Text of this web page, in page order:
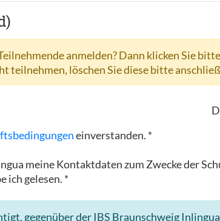
anmelden? Dann klicken Sie
teilnehmen, löschen Sie diese bitte
einverstanden. *
meine Kontaktdaten zum Zwecke der
ich gelesen. *
gegenüber der IBS Braunschweig